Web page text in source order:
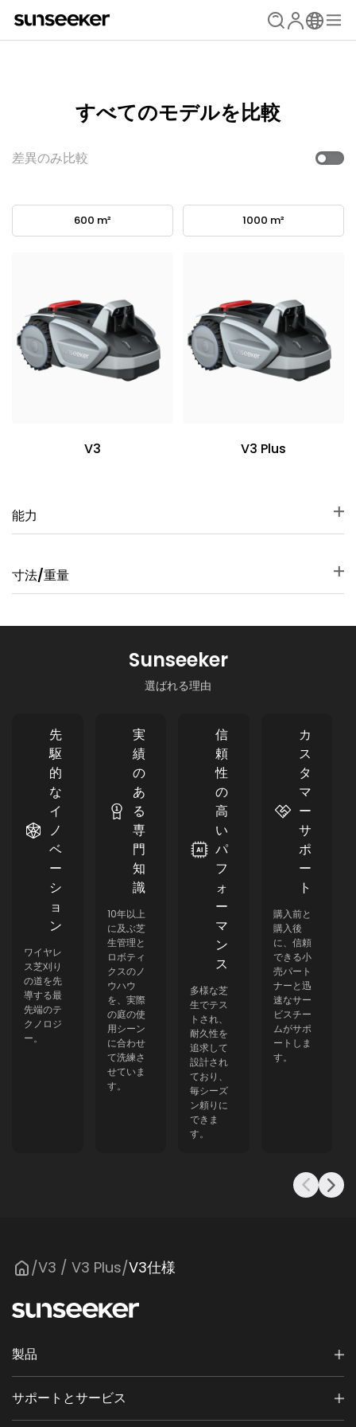
すべてのモデルを比較
差異のみ比較
600 m²
V3
1000 m²
V3 Plus
能力
ビジョンAI
双眼
20-60 mm
18 cm
バッテリー容量
2.5 Ah
最も狭い通路
≥80 cm
最大傾斜
42% / 22°
騒音レベル
55 dB(A)
あり
なし
フローティングデッキ
マルチゾーン
双眼
最大面積
18 cm
バッテリー容量
最も狭い通路
≥80 cm
充電器
最大傾斜
42% / 22°
騒音レベル
55 dB(A)
防水（機械）
IPX5
防水（充電器）
IP67
寸法/重量
重量
9.4 kg
選ばれる理由
Sunseeker
先
駆
的
な
イ
ノ
ベ
ー
シ
ョ
ン
ワイヤレ
ス芝刈り
の道を先
導する最
先端のテ
クノロジ
ー。
実
績
の
あ
る
専
門
知
識
10年以上
に及ぶ芝
生管理と
ロボティ
クスのノ
ウハウ
を、実際
の庭の使
用シーン
に合わせ
て洗練さ
せていま
す。
信
頼
性
の
高
い
パ
フ
ォ
ー
マ
ン
ス
多様な芝
生でテス
トされ、
耐久性を
追求して
設計され
ており、
毎シーズ
ン頼りに
できま
す。
カ
ス
タ
マ
ー
サ
ポ
ー
ト
購入前と
購入後
に、信頼
できる小
売パート
ナーと迅
速なサー
ビスチー
ムがサポ
ートしま
す。
/V3 / V3 Plus/V3仕様
製品
サポートとサービス